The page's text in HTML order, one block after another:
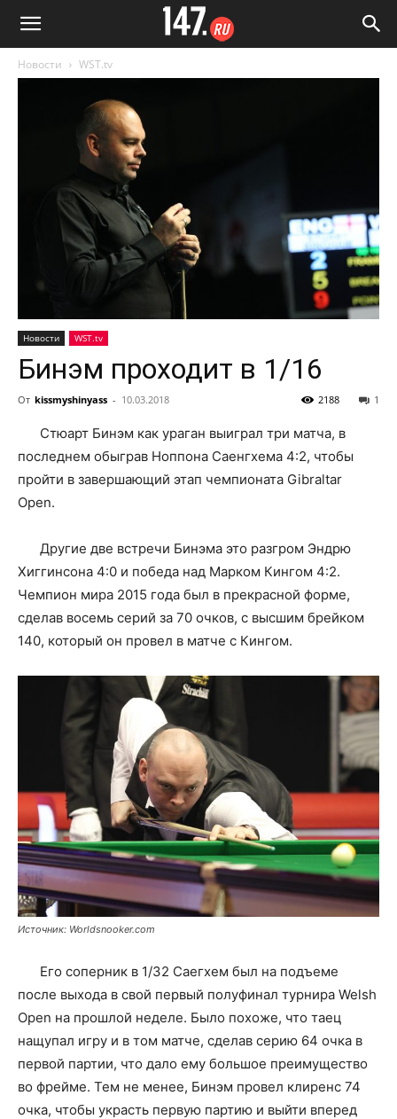
Новости WST.tv
Новости WST.tv
Бинэм проходит в 1/16
От kissmyshinyass - 10.03.2018 1
2188
Стюарт Бинэм как ураган выиграл три матча, в
последнем обыграв Ноппона Саенгхема 4:2, чтобы
пройти в завершающий этап чемпионата Gibraltar
Open.
Другие две встречи Бинэма это разгром Эндрю
Хиггинсона 4:0 и победа над Марком Кингом 4:2.
Чемпион мира 2015 года был в прекрасной форме,
сделав восемь серий за 70 очков, с высшим брейком
140, который он провел в матче с Кингом.
Источник: Worldsnooker.com
Его соперник в 1/32 Саегхем был на подъеме
после выхода в свой первый полуфинал турнира Welsh
Open на прошлой неделе. Было похоже, что таец
нащупал игру и в том матче, сделав серию 64 очка в
первой партии, что дало ему большое преимущество
во фрейме. Тем не менее, Бинэм провел клиренс 74
очка, чтобы украсть первую партию и выйти вперед